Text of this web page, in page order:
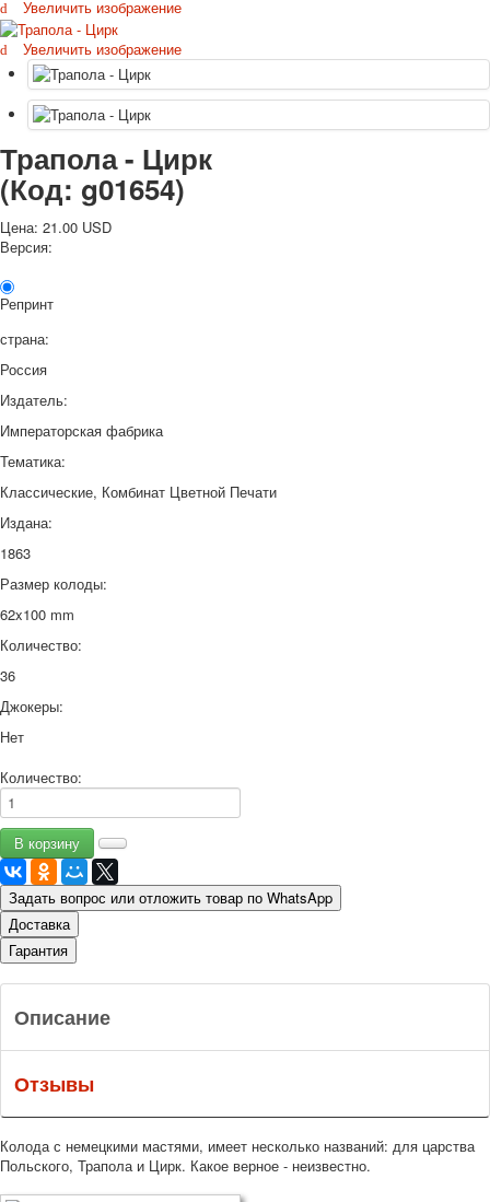
Октябрьская революция
С рождеством
Пасха
9 мая - день победы
Разные пожелания
1 сентября школа
Приглашение
Новости
Новости карточных колод
Новости открыток
Ссылки
доставка
Избранное
Увеличить изображение
Увеличить изображение
Трапола - Цирк
(Код: g01654)
Цена: 21.00 USD
Версия:
Репринт
страна:
Россия
Издатель:
Императорская фабрика
Тематика:
Классические, Комбинат Цветной Печати
Издана:
1863
Размер колоды:
62x100 mm
Количество:
36
Джокеры:
Нет
Количество:
Задать вопрос или отложить товар по WhatsApp
Доставка
Гарантия
Описание
Отзывы
Колода с немецкими мастями, имеет несколько названий: для царства
Польского, Трапола и Цирк. Какое верное - неизвестно.